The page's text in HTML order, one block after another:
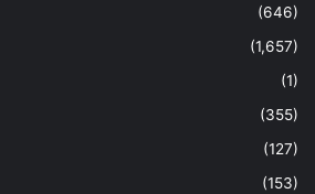
(646)
(1,657)
(1)
(355)
(127)
(153)